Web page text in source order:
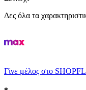
Δες όλα τα
Γίνε μέλος στο